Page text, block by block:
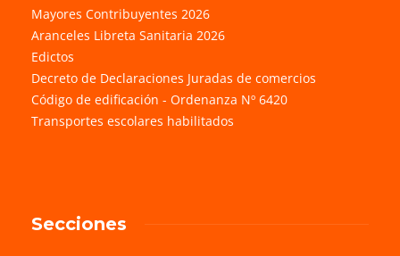
Mayores Contribuyentes 2026
Aranceles Libreta Sanitaria 2026
Edictos
Decreto de Declaraciones Juradas de comercios
Código de edificación - Ordenanza Nº 6420
Transportes escolares habilitados
Secciones